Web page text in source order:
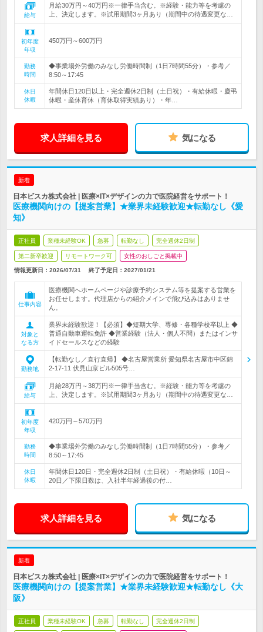
給与
月給30万円～40万円※一律手当含む。※経験・能力等を考慮の
上、決定します。※試用期間3ヶ月あり（期間中の待遇変更な…
初年度
年収
450万円～600万円
勤務
時間
◆事業場外労働のみなし労働時間制（1日7時間55分）・参考／
8:50～17:45
休日
休暇
年間休日120日以上・完全週休2日制（土日祝）・有給休暇・慶弔
休暇・産休育休（育休取得実績あり）・年…
求人詳細を見る 気になる
新着
日本ビスカ株式会社 | 医療×IT×デザインの力で医院経営をサポート！
医療機関向けの【提案営業】★業界未経験歓迎★転勤なし《愛
知》
正社員 業種未経験OK 急募 転勤なし 完全週休2日制
第二新卒歓迎 リモートワーク可 女性のおしごと掲載中
情報更新日：2026/07/31 終了予定日： 2027/01/21
仕事内容
医療機関へホームページや診療予約システム等を提案する営業を
お任せします。代理店からの紹介メインで飛び込みはありませ
ん。
対象と
なる方
業界未経験歓迎！【必須】◆短期大学、専修・各種学校卒以上 ◆
普通自動車運転免許 ◆営業経験（法人・個人不問）またはインサ
イドセールスなどの経験
勤務地
【転勤なし／直行直帰】 ◆名古屋営業所 愛知県名古屋市中区錦
2-17-11 伏見山京ビル505号…
給与
月給28万円～38万円※一律手当含む。※経験・能力等を考慮の
上、決定します。※試用期間3ヶ月あり（期間中の待遇変更な…
初年度
年収
420万円～570万円
勤務
時間
◆事業場外労働のみなし労働時間制（1日7時間55分）・参考／
8:50～17:45
休日
休暇
年間休日120日・完全週休2日制（土日祝）・有給休暇（10日～
20日／下限日数は、入社半年経過後の付…
求人詳細を見る 気になる
新着
日本ビスカ株式会社 | 医療×IT×デザインの力で医院経営をサポート！
医療機関向けの【提案営業】★業界未経験歓迎★転勤なし《大
阪》
正社員 業種未経験OK 急募 転勤なし 完全週休2日制